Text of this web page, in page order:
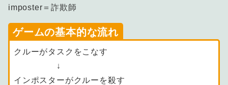
imposter＝詐欺師
ゲームの基本的な流れ
クルーがタスクをこなす
↓
インポスターがクルーを殺す